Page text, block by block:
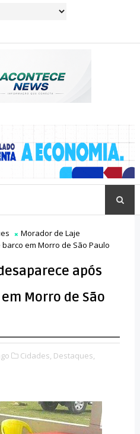
Morador de Laje
em Morro de São Paulo
após
Morro de São
Cidades, Destaques,